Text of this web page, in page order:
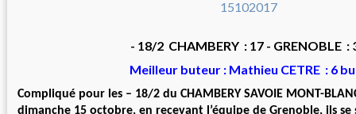
- 18/2 CHAMBERY : 17 - GRENOBLE :
Meilleur buteur : Mathieu CETRE : 6
Compliqué pour les – 18/2 du CHAMBERY SAVOIE MONT-
dimanche 15 octobre, en recevant l’équipe de Grenoble, ils